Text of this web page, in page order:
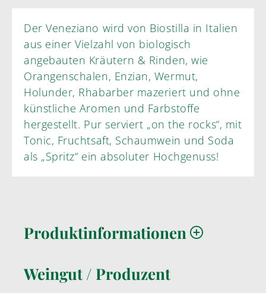
Der Veneziano wird von Biostilla in Italien
aus einer Vielzahl von biologisch
angebauten Kräutern & Rinden, wie
Orangenschalen, Enzian, Wermut,
Holunder, Rhabarber mazeriert und ohne
künstliche Aromen und Farbstoffe
hergestellt. Pur serviert „on the rocks“, mit
Tonic, Fruchtsaft, Schaumwein und Soda
als „Spritz“ ein absoluter Hochgenuss!
Produktinformationen
Weingut / Produzent